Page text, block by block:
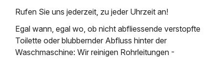
Dükerreinigung
Mobile Schlamm-
Stellenangebote
Kontakt
Rufen Sie uns jederzeit, zu jeder Uhrzeit an!
Egal wann, egal wo, ob nicht abfliessende verstopfte
Toilette oder blubbernder Abfluss hinter der
Waschmaschine: Wir reinigen Rohrleitungen -